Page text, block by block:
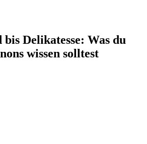
bis Delikatesse: Was du
wissen solltest